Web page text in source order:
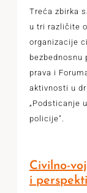
Treća zbirka
u tri različite
organizacije
bezbednosnu
prava i
aktivnosti u
„Podsticanje
policije".
Civilno-
i